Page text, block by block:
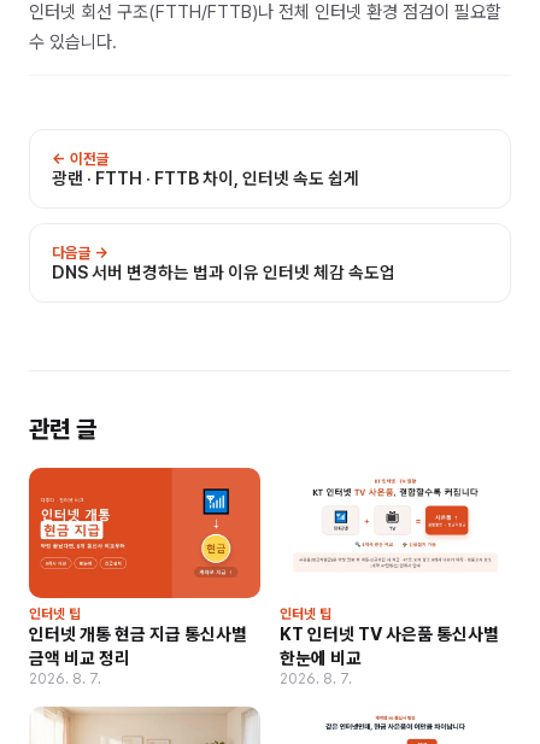
인터넷 회선 구조(FTTH/FTTB)나 전체 인터넷 환경 점검이 필요할
수 있습니다.
← 이전글
광랜 · FTTH · FTTB 차이, 인터넷 속도 쉽게
다음글 →
DNS 서버 변경하는 법과 이유 인터넷 체감 속도업
관련 글
인터넷 팁
인터넷 개통 현금 지급 통신사별
금액 비교 정리
2026. 8. 7.
인터넷 팁
KT 인터넷 TV 사은품 통신사별
한눈에 비교
2026. 8. 7.